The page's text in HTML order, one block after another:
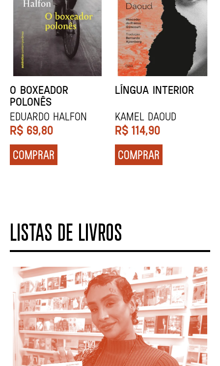
DENTES BRANCOS
Zadie Smith
R$ 129,90
COMPRAR
UCRÂNIA
Andrei Kurkov
R$ 139,90
COMPRAR
LISTAS DE LIVROS